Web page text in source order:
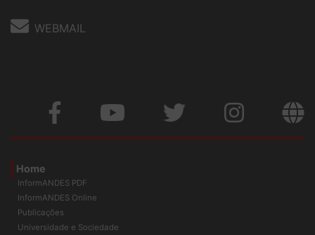
WEBMAIL
Home
InformANDES PDF
InformANDES Online
Publicações
Universidade e Sociedade